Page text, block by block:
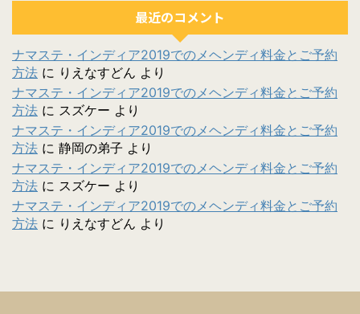
最近のコメント
ナマステ・インディア2019でのメヘンディ料金とご予約
方法 に りえなすどん より
ナマステ・インディア2019でのメヘンディ料金とご予約
方法 に スズケー より
ナマステ・インディア2019でのメヘンディ料金とご予約
方法 に 静岡の弟子 より
ナマステ・インディア2019でのメヘンディ料金とご予約
方法 に スズケー より
ナマステ・インディア2019でのメヘンディ料金とご予約
方法 に りえなすどん より